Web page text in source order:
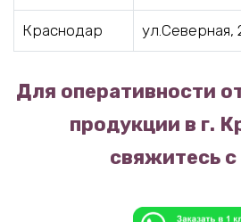
Краснодар ул.Северная,
Для оперативности
продукции в г.
свяжитесь с